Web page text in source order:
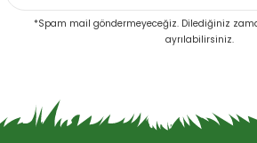
Bu ürüne benzer farklı alternatifler olmalı.
Gönder
*Spam mail göndermeyeceğiz. Dilediğiniz
ayrılabilirsiniz.